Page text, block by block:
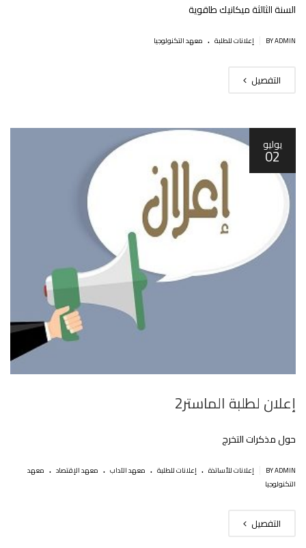
السنة الثالثة ميكانيك طاقوية
BY ADMIN إعلانات للطلبة . معهد التكنولوجيا
التفصيل
يوليو
02
إعلان لطلبة الماستر2
حول مذكرات التخرج
BY ADMIN إعلانات للأساتذة . إعلانات للطلبة . معهد الآداب . معهد الإقتصاد . معهد
التكنولوجيا
التفصيل